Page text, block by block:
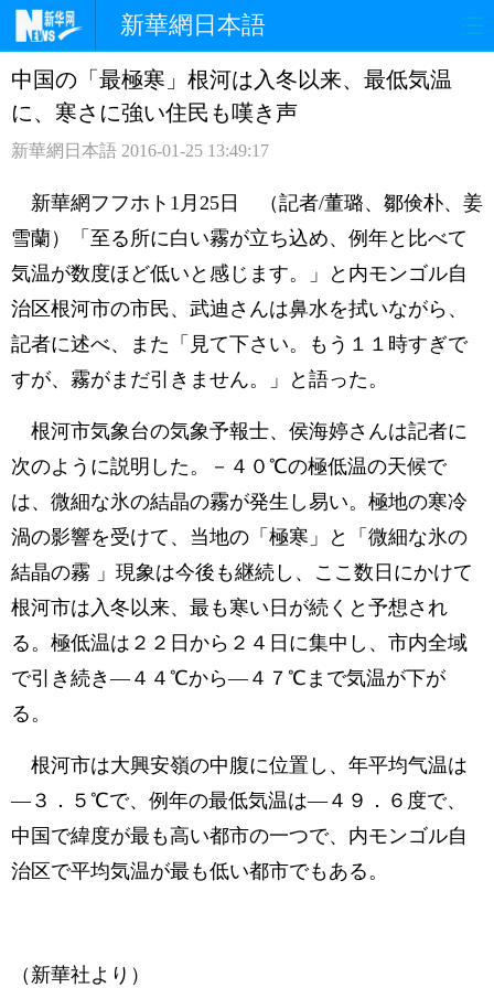
新華網日本語
ホームページ 政治 経済
観光 評論 写真
中日対訳
中国の「最極寒」根河は入冬以来、最低気温
に、寒さに強い住民も嘆き声
新華網日本語 2016-01-25 13:49:17
新華網フフホト1月25日 （記者/董璐、鄒倹朴、姜
雪蘭）「至る所に白い霧が立ち込め、例年と比べて
気温が数度ほど低いと感じます。」と内モンゴル自
治区根河市の市民、武迪さんは鼻水を拭いながら、
記者に述べ、また「見て下さい。もう１１時すぎで
すが、霧がまだ引きません。」と語った。
根河市気象台の気象予報士、侯海婷さんは記者に
次のように説明した。－４０℃の極低温の天候で
は、微細な氷の結晶の霧が発生し易い。極地の寒冷
渦の影響を受けて、当地の「極寒」と「微細な氷の
結晶の霧 」現象は今後も継続し、ここ数日にかけて
根河市は入冬以来、最も寒い日が続くと予想され
る。極低温は２２日から２４日に集中し、市内全域
で引き続き—４４℃から—４７℃まで気温が下が
る。
根河市は大興安嶺の中腹に位置し、年平均气温は
—３．５℃で、例年の最低気温は—４９．６度で、
中国で緯度が最も高い都市の一つで、内モンゴル自
治区で平均気温が最も低い都市でもある。
（新華社より）